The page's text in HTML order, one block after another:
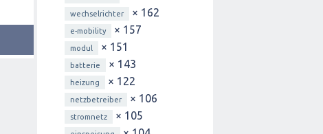
wechselrichter × 162
e-mobility × 157
modul × 151
batterie × 143
heizung × 122
netzbetreiber × 106
stromnetz × 105